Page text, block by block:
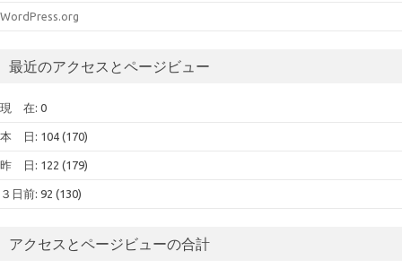
WordPress.org
最近のアクセスとページビュー
現 在: 0
本 日: 104 (170)
昨 日: 122 (179)
３日前: 92 (130)
アクセスとページビューの合計